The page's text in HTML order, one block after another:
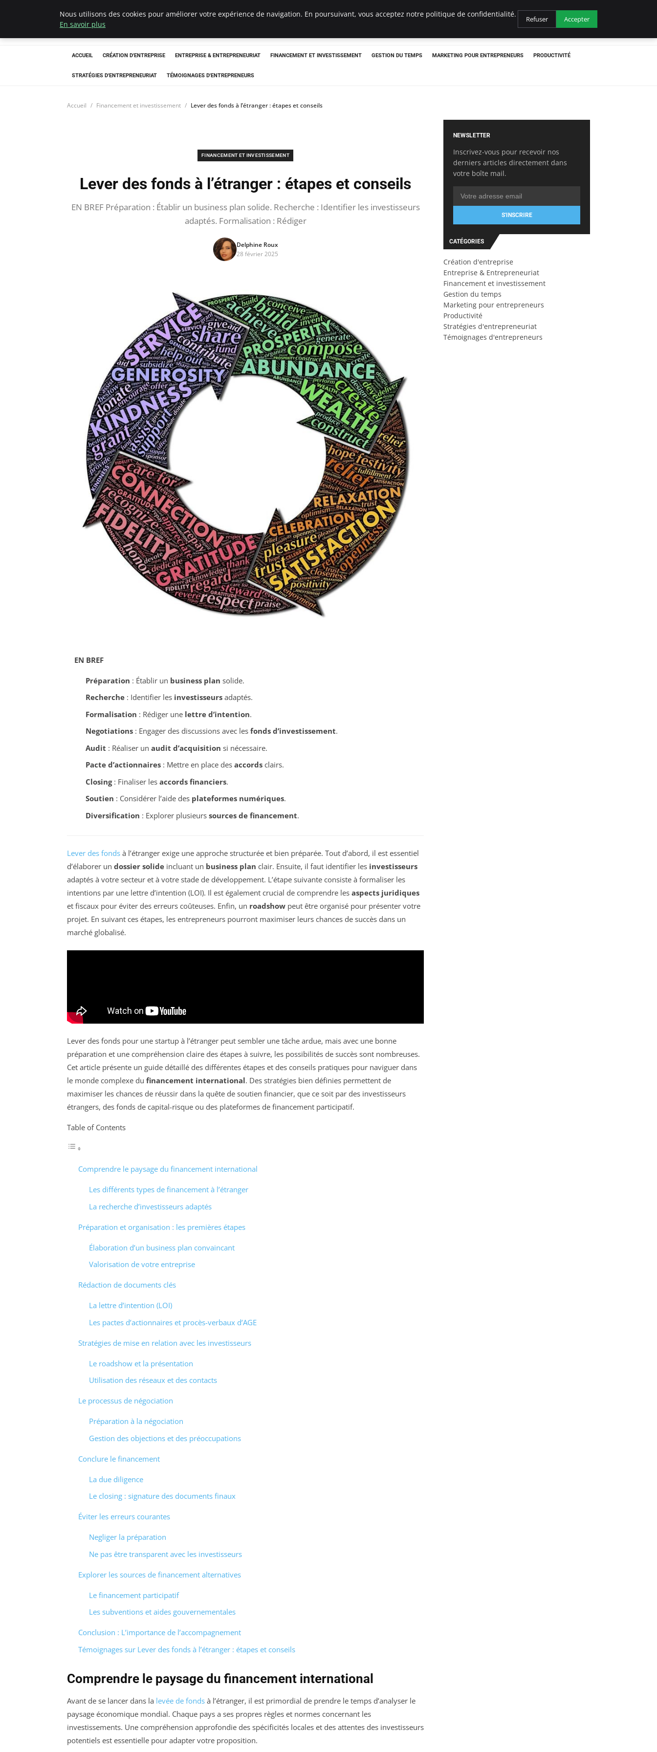
LECFCM
ACCUEIL CRÉATION D'ENTREPRISE ENTREPRISE & ENTREPRENEURIAT FINANCEMENT ET INVESTISSEMENT GESTION DU TEMPS MARKETING POUR ENTREPRENEURS PRODUCTIVITÉ
STRATÉGIES D'ENTREPRENEURIAT TÉMOIGNAGES D'ENTREPRENEURS
Accueil Financement et investissement Lever des fonds à l’étranger : étapes et conseils
FINANCEMENT ET INVESTISSEMENT
Lever des fonds à l’étranger : étapes et conseils
EN BREF Préparation : Établir un business plan solide. Recherche : Identifier les investisseurs
adaptés. Formalisation : Rédiger
Delphine Roux
28 février 2025
EN BREF
Préparation : Établir un business plan solide.
Recherche: Identifier les investisseursadaptés.
Formalisation : Rédiger une lettre d’intention.
Negotiations: Engager des discussions avec les fonds d’investissement.
Audit : Réaliser un audit d’acquisition si nécessaire.
Pacte d’actionnaires: Mettre en place des accordsclairs.
Closing: Finaliser les accords financiers.
Soutien : Considérer l’aide des plateformes numériques.
Diversification : Explorer plusieurs sources de financement.
Lever des fonds à l’étranger exige une approche structurée et bien préparée. Tout d’abord, il est essentiel
d’élaborer un dossier solide incluant un business plan clair. Ensuite, il faut identifier les investisseurs
adaptés à votre secteur et à votre stade de développement. L’étape suivante consiste à formaliser les
intentions par une lettre d’intention (LOI). Il est également crucial de comprendre les aspects juridiques
et fiscaux pour éviter des erreurs coûteuses. Enfin, un roadshow peut être organisé pour présenter votre
projet. En suivant ces étapes, les entrepreneurs pourront maximiser leurs chances de succès dans un
marché globalisé.
Lever des fonds pour une startup à l’étranger peut sembler une tâche ardue, mais avec une bonne
préparation et une compréhension claire des étapes à suivre, les possibilités de succès sont nombreuses.
Cet article présente un guide détaillé des différentes étapes et des conseils pratiques pour naviguer dans
le monde complexe du financement international. Des stratégies bien définies permettent de
maximiser les chances de réussir dans la quête de soutien financier, que ce soit par des investisseurs
étrangers, des fonds de capital-risque ou des plateformes de financement participatif.
Table of Contents
Comprendre le paysage du financement international
Les différents types de financement à l’étranger
La recherche d’investisseurs adaptés
Préparation et organisation : les premières étapes
Élaboration d’un business plan convaincant
Valorisation de votre entreprise
Rédaction de documents clés
La lettre d’intention (LOI)
Les pactes d’actionnaires et procès-verbaux d’AGE
Stratégies de mise en relation avec les investisseurs
Le roadshow et la présentation
Utilisation des réseaux et des contacts
Le processus de négociation
Préparation à la négociation
Gestion des objections et des préoccupations
Conclure le financement
La due diligence
Le closing : signature des documents finaux
Éviter les erreurs courantes
Negliger la préparation
Ne pas être transparent avec les investisseurs
Explorer les sources de financement alternatives
Le financement participatif
Les subventions et aides gouvernementales
Conclusion : L’importance de l’accompagnement
Témoignages sur Lever des fonds à l’étranger : étapes et conseils
Comprendre le paysage du financement international
Avant de se lancer dans la levée de fonds à l’étranger, il est primordial de prendre le temps d’analyser le
paysage économique mondial. Chaque pays a ses propres règles et normes concernant les
investissements. Une compréhension approfondie des spécificités locales et des attentes des investisseurs
potentiels est essentielle pour adapter votre proposition.
NEWSLETTER
Inscrivez-vous pour recevoir nos
derniers articles directement dans
votre boîte mail.
S'INSCRIRE
CATÉGORIES
Création d'entreprise
Entreprise & Entrepreneuriat
Financement et investissement
Gestion du temps
Marketing pour entrepreneurs
Productivité
Stratégies d'entrepreneuriat
Témoignages d'entrepreneurs
Nous utilisons des cookies pour améliorer votre expérience de navigation. En poursuivant, vous acceptez notre politique de confidentialité.
En savoir plus
Refuser Accepter